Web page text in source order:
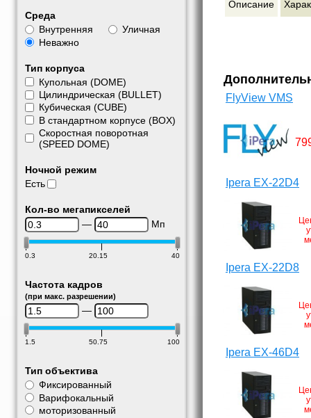
Среда
Внутренняя
Уличная
Неважно
Тип корпуса
Купольная (DOME)
Цилиндрическая (BULLET)
Кубическая (CUBE)
В стандартном корпусе (BOX)
Скоростная поворотная
(SPEED DOME)
Ночной режим
Есть
Кол-во мегапикселей
—
Мп
0.3 20.15 40
Частота кадров
(при макс. разрешении)
—
1.5 50.75 100
Тип объектива
Фиксированный
Варифокальный
моторизованный
Описание
FlyView VMS
Ipera EX-22D4
Ipera EX-22D8
Ipera EX-46D4